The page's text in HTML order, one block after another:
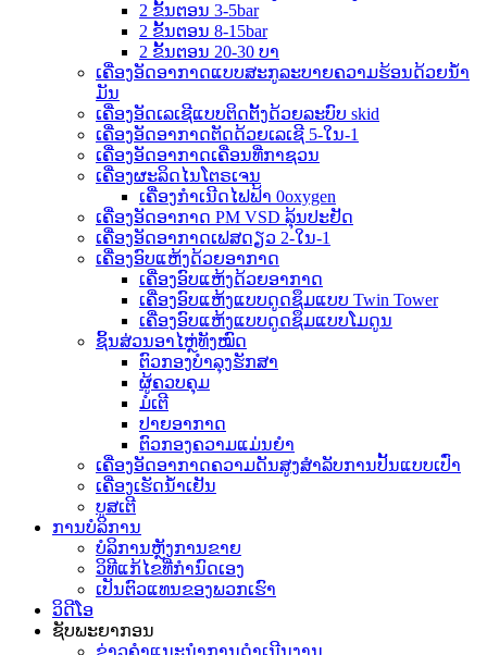
2 ຂັ້ນຕອນ 3-5bar
2 ຂັ້ນຕອນ 8-15bar
2 ຂັ້ນຕອນ 20-30 ບາ
ເຄື່ອງອັດອາກາດແບບສະກູລະບາຍຄວາມຮ້ອນດ້ວຍນ້ຳ
ມັນ
ເຄື່ອງອັດເລເຊີແບບຕິດຕັ້ງດ້ວຍລະບົບ skid
ເຄື່ອງອັດອາກາດຕັດດ້ວຍເລເຊີ 5-ໃນ-1
ເຄື່ອງອັດອາກາດເຄື່ອນທີ່ກາຊວນ
ເຄື່ອງຜະລິດໄນໂຕຣເຈນ
ເຄື່ອງກຳເນີດໄຟຟ້າ 0oxygen
ເຄື່ອງອັດອາກາດ PM VSD ລຸ້ນປະຢັດ
ເຄື່ອງອັດອາກາດເຟສດຽວ 2-ໃນ-1
ເຄື່ອງອົບແຫ້ງດ້ວຍອາກາດ
ເຄື່ອງອົບແຫ້ງດ້ວຍອາກາດ
ເຄື່ອງອົບແຫ້ງແບບດູດຊຶມແບບ Twin Tower
ເຄື່ອງອົບແຫ້ງແບບດູດຊຶມແບບໂມດູນ
ຊິ້ນສ່ວນອາໄຫຼ່ທັງໝົດ
ຕົວກອງບຳລຸງຮັກສາ
ຜູ້ຄວບຄຸມ
ມໍເຕີ
ປາຍອາກາດ
ຕົວກອງຄວາມແມ່ນຍໍາ
ເຄື່ອງອັດອາກາດຄວາມດັນສູງສຳລັບການປັ້ນແບບເປົ່າ
ເຄື່ອງເຮັດນ້ຳເຢັນ
ບູສເຕີ
ການບໍລິການ
ບໍລິການຫຼັງການຂາຍ
ວິທີແກ້ໄຂທີ່ກຳນົດເອງ
ເປັນຕົວແທນຂອງພວກເຮົາ
ວິດີໂອ
ຊັບພະຍາກອນ
ຂ່າວຄຳແນະນຳການດຳເນີນງານ